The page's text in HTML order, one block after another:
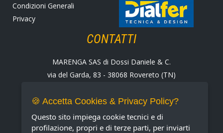
Condizioni Generali
Privacy
CONTATTI
MARENGA SAS di Dossi Daniele & C.
via del Garda, 83 - 38068 Rovereto (TN)
Fax +39 0464 430938
E-mail: marenga@marenga.it
Partita IVA IT02232370227
🍪 Accetta Cookies & Privacy Policy?
Questo sito impiega cookie tecnici e di
profilazione, propri e di terze parti, per inviarti